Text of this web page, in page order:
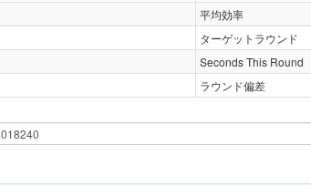
平均効率
ターゲットラウンド
Seconds This Round
ラウンド偏差